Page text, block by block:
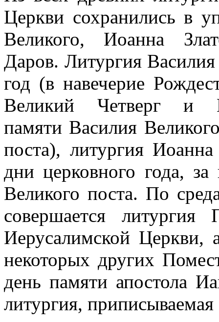
Церкви сохранились в
Великого, Иоанна
Даров. Литургия
год (в навечерие
Великий Четверг и
памяти Василия
поста), литургия
дни церковного года,
Великого поста. По
совершается
Иерусалимской Церкви,
некоторых других
день памяти апостола
литургия, приписываемая